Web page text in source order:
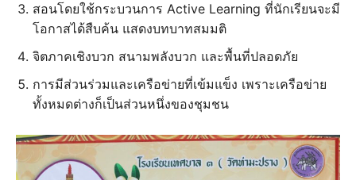
สอนโดยใช้กระบวนการ Active Learning ที่นักเรียนจะมี
โอกาสได้สืบค้น แสดงบทบาทสมมติ
จิตภาคเชิงบวก สนามพลังบวก และพื้นที่ปลอดภัย
การมีส่วนร่วมและเครือข่ายที่เข้มแข็ง เพราะเครือข่าย
ทั้งหมดต่างก็เป็นส่วนหนึ่งของชุมชน